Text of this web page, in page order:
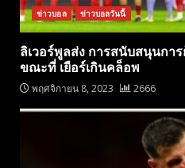
ข่าวบอล ข่าวบอลวันนี้
ลิเวอร์พูลส่ง การสนับสนุนกา
ขณะที่ เยือร์เกินคล็อพ
พฤศจิกายน 8, 2023 2666